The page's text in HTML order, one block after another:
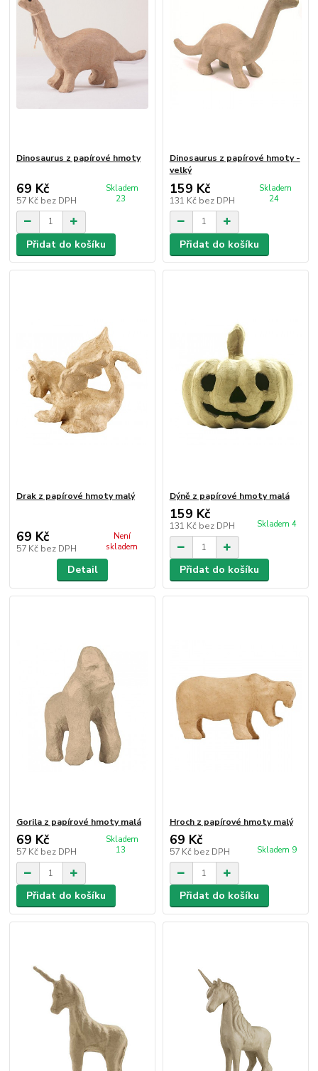
Dinosaurus z papírové hmoty
69 Kč
57 Kč bez DPH
Skladem
23
Přidat do košíku
Dinosaurus z papírové hmoty -
velký
159 Kč
131 Kč bez DPH
Skladem
24
Přidat do košíku
Drak z papírové hmoty malý
69 Kč
57 Kč bez DPH
Není
skladem
Detail
Dýně z papírové hmoty malá
159 Kč
131 Kč bez DPH Skladem 4
Přidat do košíku
Gorila z papírové hmoty malá
69 Kč
57 Kč bez DPH
Skladem
13
Přidat do košíku
Hroch z papírové hmoty malý
69 Kč
57 Kč bez DPH Skladem 9
Přidat do košíku